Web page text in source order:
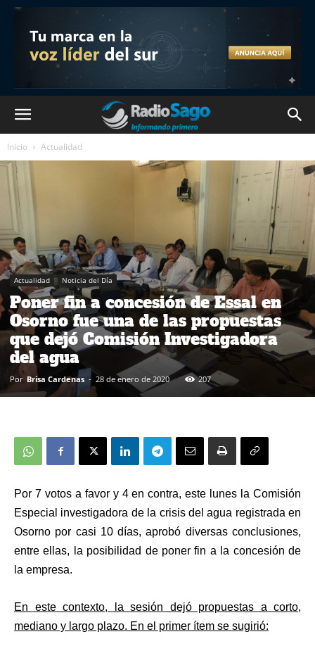
Inicio Actualidad
Actualidad Noticia del Día
Poner fin a concesión de Essal en
Osorno fue una de las propuestas
que dejó Comisión Investigadora
del agua
Por Brisa Cardenas - 28 de enero de 2020 207
Por 7 votos a favor y 4 en contra, este lunes la Comisión
Especial investigadora de la crisis del agua registrada en
Osorno por casi 10 días, aprobó diversas conclusiones,
entre ellas, la posibilidad de poner fin a la concesión de
la empresa.
En este contexto, la sesión dejó propuestas a corto,
mediano y largo plazo. En el primer ítem se sugirió: